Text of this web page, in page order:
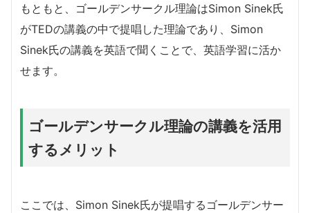
もともと、ゴールデンサークル理論はSimon Sinek氏
がTEDの講義の中で提唱した理論であり、Simon
Sinek氏の講義を英語で聞くことで、英語学習に活か
せます。
ゴールデンサークル理論の講義を活用
するメリット
ここでは、Simon Sinek氏が提唱するゴールデンサー